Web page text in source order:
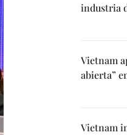
industria
Vietnam
abierta”
Vietnam